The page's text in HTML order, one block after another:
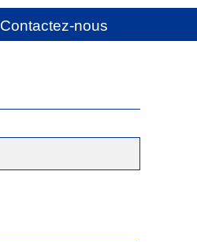
Contactez-nous